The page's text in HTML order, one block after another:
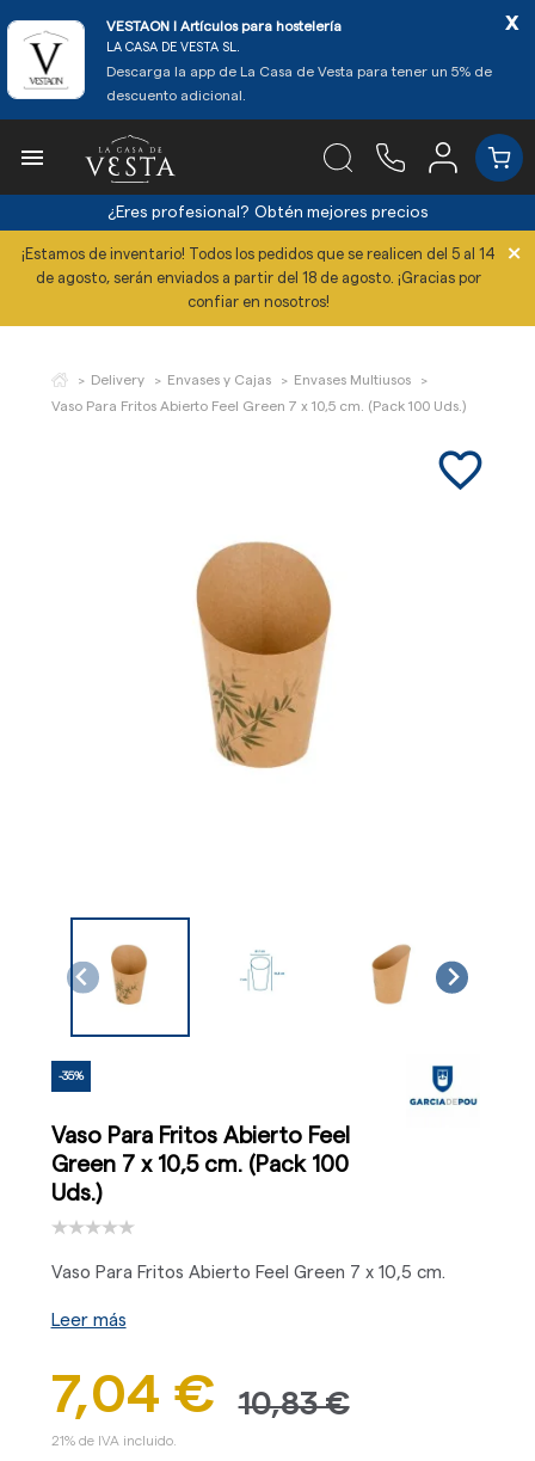
VESTAON l Artículos para hostelería
LA CASA DE VESTA SL.
Descarga la app de La Casa de Vesta para tener un 5% de
descuento adicional.
x

¿Eres profesional? Obtén mejores precios
¡Estamos de inventario! Todos los pedidos que se realicen del 5 al 14
de agosto, serán enviados a partir del 18 de agosto. ¡Gracias por
confiar en nosotros!
×
Delivery Envases y Cajas
Envases Multiusos
Vaso Para Fritos Abierto Feel Green 7 x 10,5 cm. (Pack 100 Uds.)
favorite_border
-35%
Vaso Para Fritos Abierto Feel
Green 7 x 10,5 cm. (Pack 100
Uds.)
Vaso Para Fritos Abierto Feel Green 7 x 10,5 cm.
Leer más
7,04 € 10,83 €
21% de IVA incluido.